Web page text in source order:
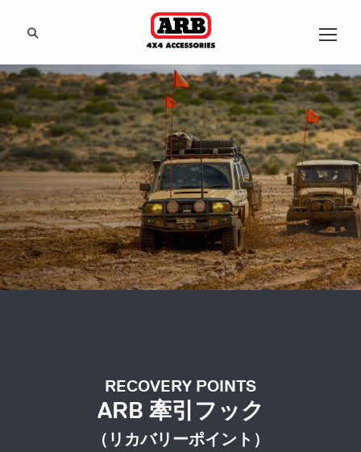
RECOVERY POINTS
ARB 牽引フック
（リカバリーポイント）